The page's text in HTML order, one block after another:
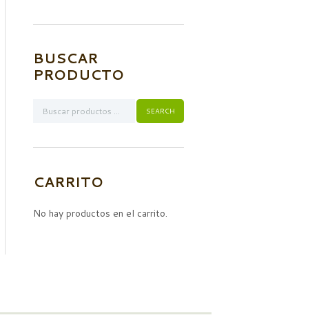
BUSCAR
PRODUCTO
CARRITO
No hay productos en el carrito.